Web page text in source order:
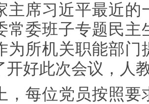
主席习近平最近
常委班子专题民
为所机关职能部
开好此次会议，人
，每位党员按照要